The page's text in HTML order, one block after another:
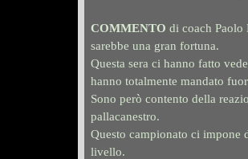
COMMENTO di coach
sarebbe una gran fortuna.
Questa sera ci hanno fatto
hanno totalmente mandato
Sono però contento della
pallacanestro.
Questo campionato ci impone
livello.